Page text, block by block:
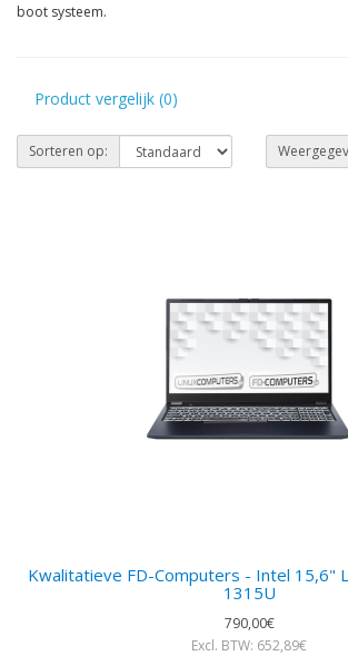
boot systeem.
Product vergelijk (0)
Sorteren op:
Kwalitatieve FD-Computers - Intel 15,6"
1315U
790,00€
Excl. BTW: 652,89€